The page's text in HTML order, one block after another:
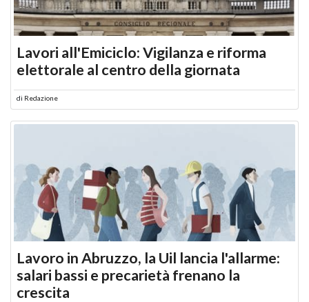
Lavori all'Emiciclo: Vigilanza e riforma
elettorale al centro della giornata
di Redazione
Lavoro in Abruzzo, la Uil lancia l'allarme:
salari bassi e precarietà frenano la
crescita